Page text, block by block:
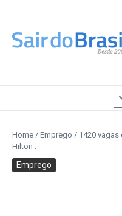
Home / Emprego / 1420
Hilton .
Emprego